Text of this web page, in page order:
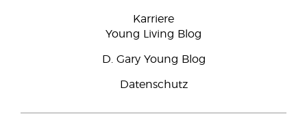
Karriere
Young Living Blog
D. Gary Young Blog
Datenschutz